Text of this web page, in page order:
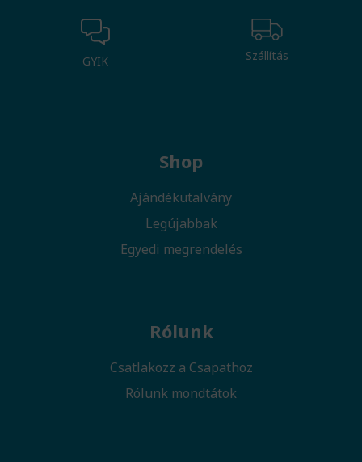
GYIK Szállítás
Shop
Ajándékutalvány
Legújabbak
Egyedi megrendelés
Rólunk
Csatlakozz a Csapathoz
Rólunk mondtátok